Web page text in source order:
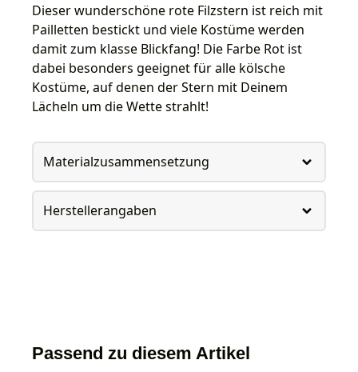
Dieser wunderschöne rote Filzstern ist reich mit
Pailletten bestickt und viele Kostüme werden
damit zum klasse Blickfang! Die Farbe Rot ist
dabei besonders geeignet für alle kölsche
Kostüme, auf denen der Stern mit Deinem
Lächeln um die Wette strahlt!
Materialzusammensetzung
Herstellerangaben
Passend zu diesem Artikel